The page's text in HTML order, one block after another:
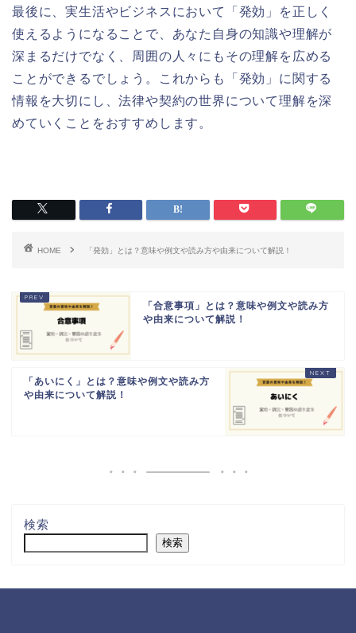
最後に、実生活やビジネスにおいて「発効」を正しく
使えるようになることで、あなた自身の知識や理解が
深まるだけでなく、周囲の人々にもその理解を広める
ことができるでしょう。これからも「発効」に関する
情報を大切にし、法律や契約の世界について理解を深
めていくことをおすすめします。
HOME 「発効」とは？意味や例文や読み方や由来について解説！
「合意事項」とは？意味や例文や読み方
や由来について解説！
「あいにく」とは？意味や例文や読み方
や由来について解説！
検索
検索